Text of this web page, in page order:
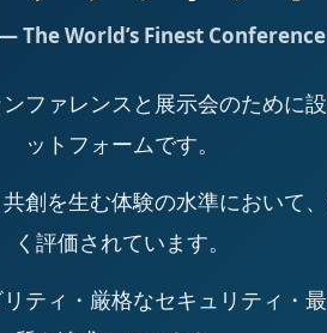
The World’s Finest
ファレンスと展示会のために
ットフォームです。
創を生む体験の水準において
く評価されています。
ティ・厳格なセキュリティ・